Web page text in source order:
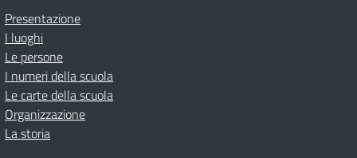
Presentazione
I luoghi
Le persone
I numeri della scuola
Le carte della scuola
Organizzazione
La storia